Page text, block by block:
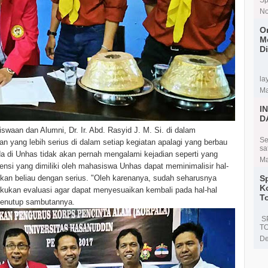
dan Alumni, Dr. Ir. Abd. Rasyid J. M. Si. di dalam
yang lebih serius di dalam setiap kegiatan apalagi yang berbau
di Unhas tidak akan pernah mengalami kejadian seperti yang
yang dimiliki oleh mahasiswa Unhas dapat meminimalisir hal-
beliau dengan serius. "Oleh karenanya, sudah seharusnya
evaluasi agar dapat menyesuaikan kembali pada hal-hal
sambutannya.